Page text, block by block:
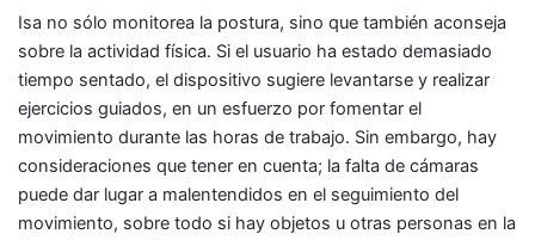
Isa no sólo monitorea la postura, sino que también aconseja
sobre la actividad física. Si el usuario ha estado demasiado
tiempo sentado, el dispositivo sugiere levantarse y realizar
ejercicios guiados, en un esfuerzo por fomentar el
movimiento durante las horas de trabajo. Sin embargo, hay
consideraciones que tener en cuenta; la falta de cámaras
puede dar lugar a malentendidos en el seguimiento del
movimiento, sobre todo si hay objetos u otras personas en la